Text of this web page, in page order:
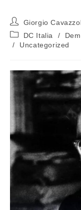
Giorgio
DC Italia
/
/
Uncategorized